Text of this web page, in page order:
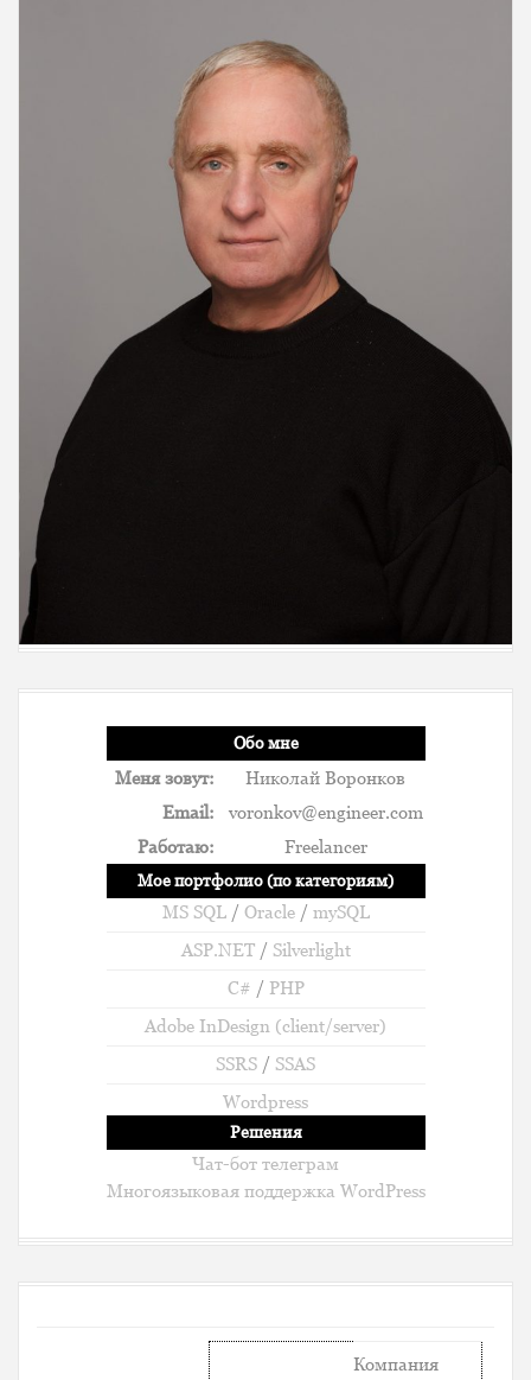
Обо мне
Меня зовут:
Николай Воронков
Email:
voronkov@engineer.com
Работаю:
Freelancer
Мое портфолио (по категориям)
MS SQL/ Oracle/ mySQL
ASP.NET/ Silverlight
C# / PHP
Adobe InDesign (client/server)
SSRS / SSAS
Wordpress
Решения
Чат-бот телеграм
Многоязыковая поддержка WordPress
Компания